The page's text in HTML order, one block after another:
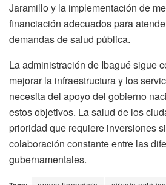
Jaramillo y la implementación de
financiación adecuados para
demandas de salud pública.
La administración de Ibagué sigue
mejorar la infraestructura y los
necesita del apoyo del gobierno
estos objetivos. La salud de los
prioridad que requiere inversiones
colaboración constante entre las
gubernamentales.